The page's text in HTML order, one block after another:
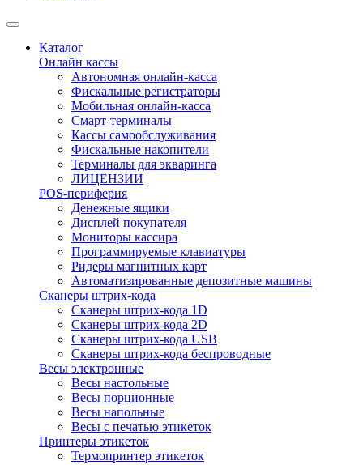
Каталог
Онлайн кассы
Автономная онлайн-касса
Фискальные регистраторы
Мобильная онлайн-касса
Смарт-терминалы
Кассы самообслуживания
Фискальные накопители
Терминалы для экваринга
ЛИЦЕНЗИИ
POS-периферия
Денежные ящики
Дисплей покупателя
Мониторы кассира
Программируемые клавиатуры
Ридеры магнитных карт
Автоматизированные депозитные машины
Сканеры штрих-кода
Сканеры штрих-кода 1D
Сканеры штрих-кода 2D
Сканеры штрих-кода USB
Сканеры штрих-кода беспроводные
Весы электронные
Весы настольные
Весы порционные
Весы напольные
Весы с печатью этикеток
Принтеры этикеток
Термопринтер этикеток